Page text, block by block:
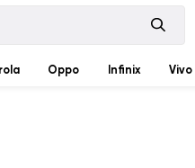
Oppo Infinix Vivo